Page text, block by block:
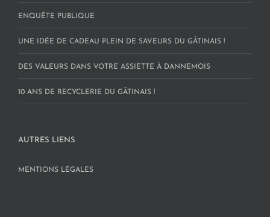
ENQUÊTE PUBLIQUE
UNE IDÉE DE CADEAU PLEIN DE SAVEURS DU GÂTINAIS !
DES VALEURS DANS VOTRE ASSIETTE À DANNEMOIS
10 ANS DE RECYCLERIE DU GÂTINAIS !
AUTRES LIENS
MENTIONS LÉGALES